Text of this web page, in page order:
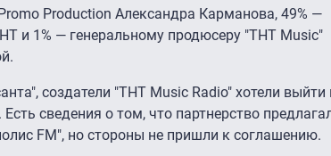
Production Александра Карманова, 49% —
и 1% — генеральному продюсеру "ТНТ Music"
создатели "ТНТ Music Radio" хотели выйти
сведения о том, что партнерство
FM", но стороны не пришли к соглашению.